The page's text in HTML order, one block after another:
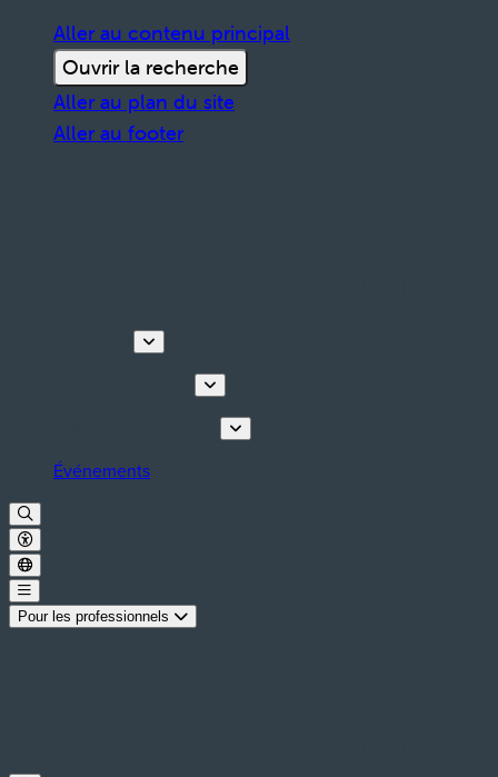
Aller au contenu principal
Ouvrir la recherche
Aller au plan du site
Aller au footer
Événements
Pour les professionnels